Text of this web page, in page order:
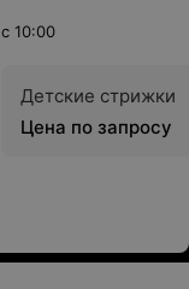
с 10:00
Детские стрижки
Цена по запросу